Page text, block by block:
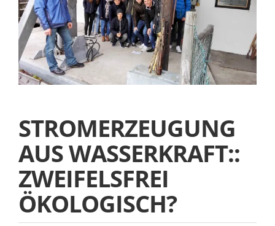
STROMERZEUGUNG
AUS WASSERKRAFT::
ZWEIFELSFREI
ÖKOLOGISCH?